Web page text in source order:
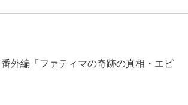
外編「ファティマの奇跡の真相・エピ